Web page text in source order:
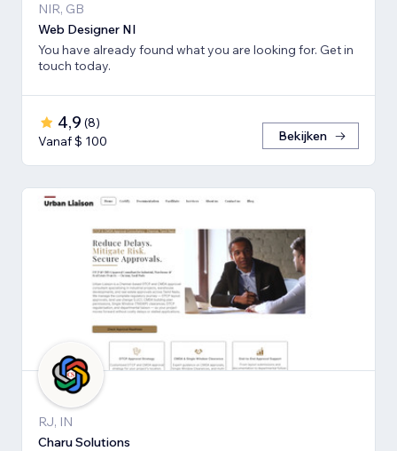
NIR, GB
Web Designer NI
You have already found what you are looking for. Get in
touch today.
4,9 (8)
Vanaf $ 100
Bekijken
RJ, IN
Charu Solutions